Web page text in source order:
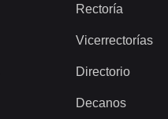
Rectoría
Vicerrectorías
Directorio
Decanos